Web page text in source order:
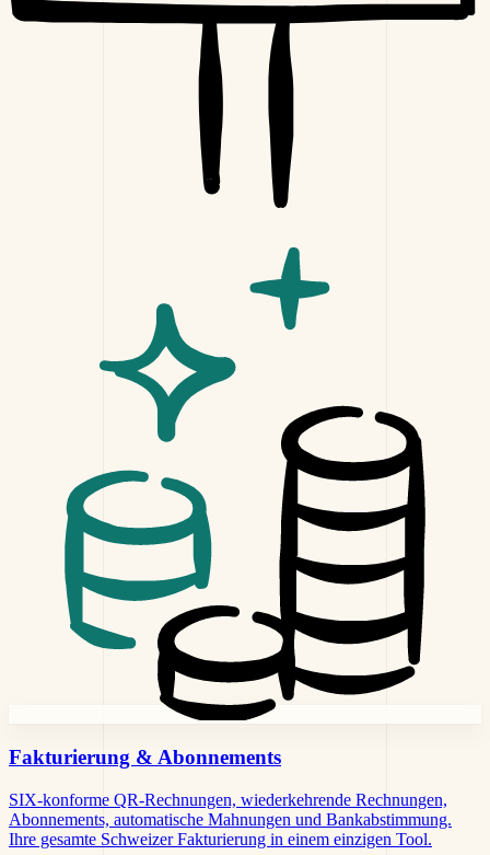
Fakturierung & Abonnements
SIX-konforme QR-Rechnungen, wiederkehrende Rechnungen,
Abonnements, automatische Mahnungen und Bankabstimmung.
Ihre gesamte Schweizer Fakturierung in einem einzigen Tool.